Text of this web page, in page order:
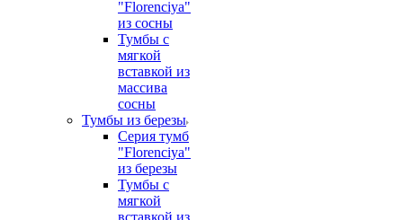
"Florenciya"
из сосны
Тумбы с
мягкой
вставкой из
массива
сосны
Тумбы из березы
Серия тумб
"Florenciya"
из березы
Тумбы с
мягкой
вставкой из